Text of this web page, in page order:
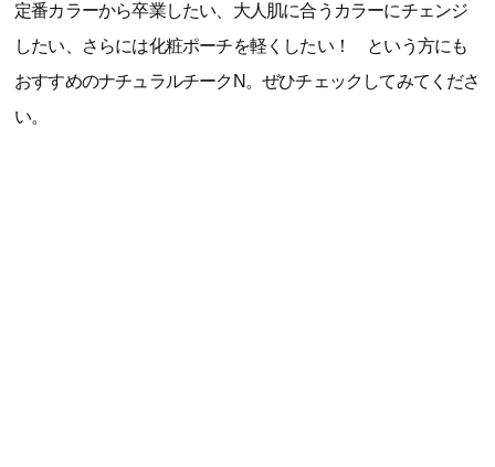
定番カラーから卒業したい、大人肌に合うカラーにチェンジ
したい、さらには化粧ポーチを軽くしたい！ という方にも
おすすめのナチュラルチークN。ぜひチェックしてみてくださ
い。